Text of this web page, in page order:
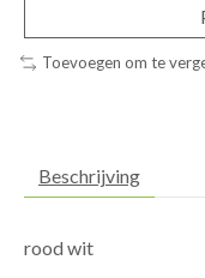
Toevoegen om te
Beschrijving
rood wit